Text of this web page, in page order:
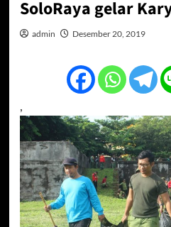
SoloRaya gelar
admin Desember 20, 2019
,